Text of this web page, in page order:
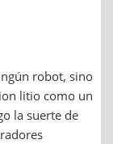
robot, sino
litio como un
la suerte de